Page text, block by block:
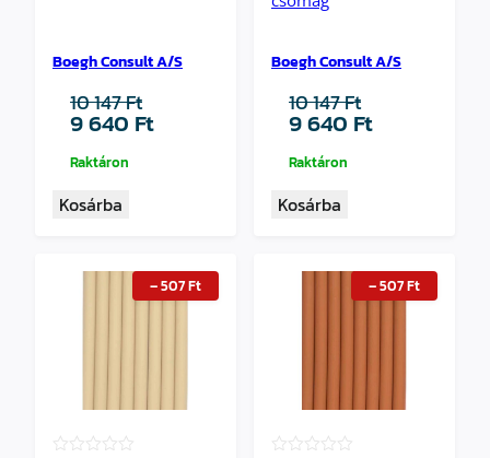
Boegh Consult A/S
10 147Ft
Original
was:
147 Ft.
9 640 FtCurrent
Raktáron
Kosárba
Boegh Consult A/S
10 147Ft
Original
was:
147 Ft.
9 640 FtCurrent
Raktáron
Kosárba
–507Ft –507Ft